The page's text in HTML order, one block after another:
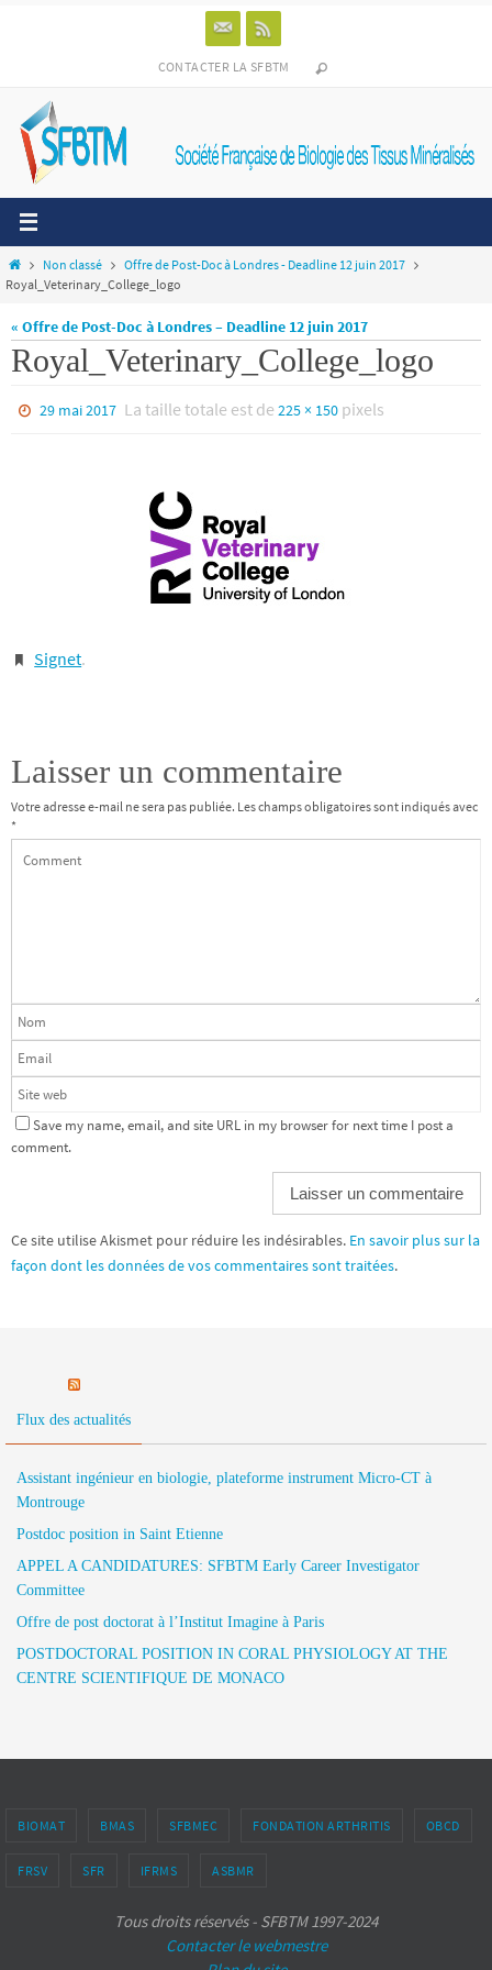
CONTACTER LA SFBTM
HomeNon classé
Offre de Post-Doc à Londres - Deadline 12 juin 2017
Royal_Veterinary_College_logo
« Offre de Post-Doc à Londres – Deadline 12 juin 2017
Royal_Veterinary_College_logo
29 mai 2017 La taille totale est de225 × 150 pixels
Signet.
Laisser un commentaire
Votre adresse e-mail ne sera pas publiée. Les champs obligatoires sont indiqués avec
*
Save my name, email, and site URL in my browser for next time I post a
comment.
Ce site utilise Akismet pour réduire les indésirables. En savoir plus sur la
façon dont les données de vos commentaires sont traitées.
Flux des actualités
Assistant ingénieur en biologie, plateforme instrument Micro-CT à
Montrouge
Postdoc position in Saint Etienne
APPEL A CANDIDATURES: SFBTM Early Career Investigator
Committee
Offre de post doctorat à l’Institut Imagine à Paris
POSTDOCTORAL POSITION IN CORAL PHYSIOLOGY AT THE
CENTRE SCIENTIFIQUE DE MONACO
BIOMAT BMAS SFBMEC FONDATION ARTHRITIS OBCD
FRSV SFR IFRMS ASBMR
Tous droits réservés - SFBTM 1997-2024
Contacter le webmestre